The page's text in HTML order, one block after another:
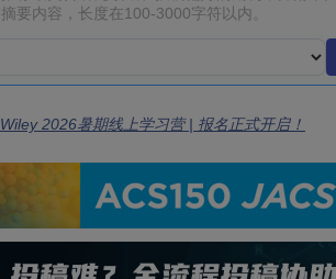
Wiley 2026暑期线上学习营 | 报名正式开启！